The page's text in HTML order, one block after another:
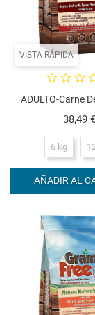
VISTA RÁPIDA
ADULTO-Carne
38,49 €
6 kg
AÑADIR AL